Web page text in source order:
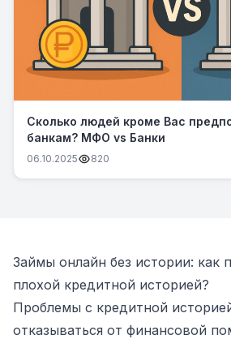
Сколько людей кроме Вас
банкам? МФО vs Банки
06.10.2025 820
Займы онлайн без истории: как
плохой кредитной историей?
Проблемы с кредитной
отказываться от финансовой